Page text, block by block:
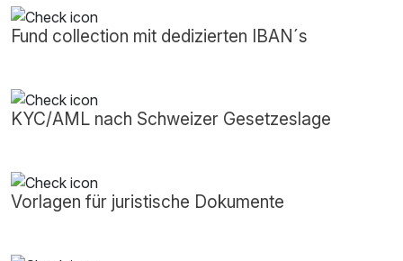
Fund collection mit dedizierten IBAN´s
KYC/AML nach Schweizer Gesetzeslage
Vorlagen für juristische Dokumente